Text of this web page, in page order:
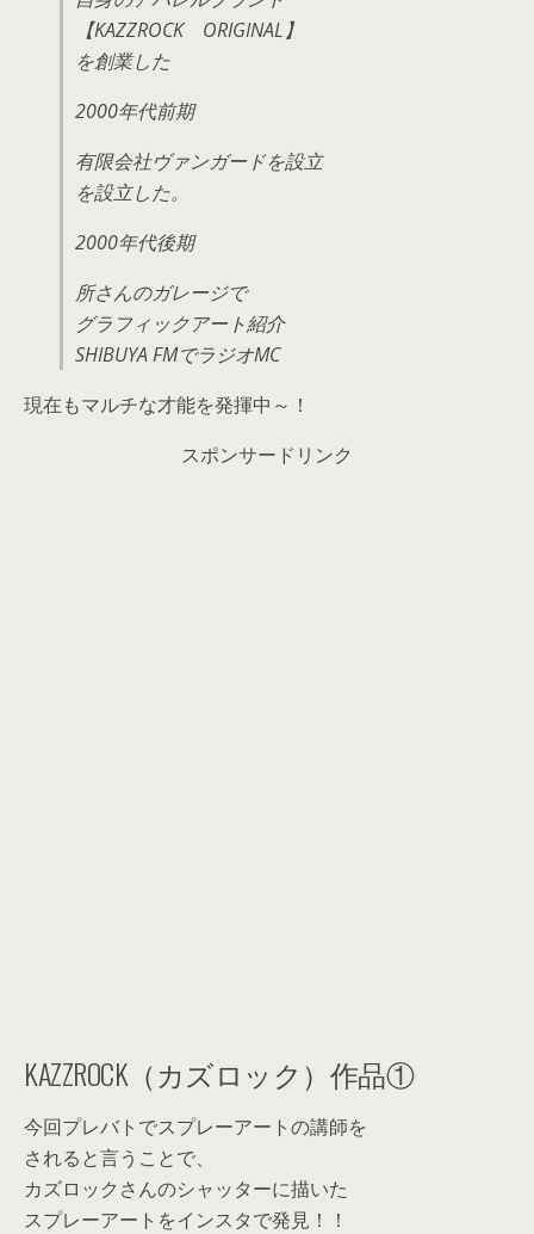
【KAZZROCK ORIGINAL】
を創業した
2000年代前期
有限会社ヴァンガードを設立
を設立した。
2000年代後期
所さんのガレージで
グラフィックアート紹介
SHIBUYA FMでラジオMC
現在もマルチな才能を発揮中～！
スポンサードリンク
KAZZROCK（カズロック）作品①
今回プレバトでスプレーアートの講師を
されると言うことで、
カズロックさんのシャッターに描いた
スプレーアートをインスタで発見！！